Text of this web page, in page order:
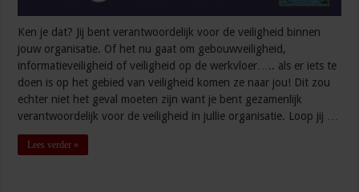
Ken je dat? Jij bent verantwoordelijk voor de veiligheid binnen
jouw organisatie. Of het nu gaat om gebouwveiligheid,
informatieveiligheid of veiligheid op de werkvloer….. als er iets te
doen is op het gebied van veiligheid komen ze naar jou! Dit zou
echter niet het geval moeten zijn want je bent gezamenlijk
verantwoordelijk voor de veiligheid in jullie organisatie. Loop jij …
Lees verder »